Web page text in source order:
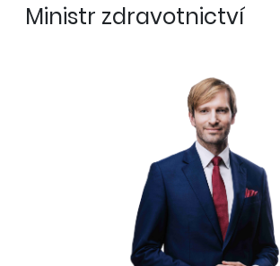
Ministr zdravotnictví